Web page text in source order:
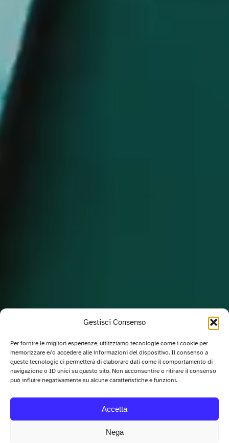
Gestisci Consenso
Per fornire le migliori esperienze, utilizziamo tecnologie come i cookie per
memorizzare e/o accedere alle informazioni del dispositivo. Il consenso a
queste tecnologie ci permetterà di elaborare dati come il comportamento di
navigazione o ID unici su questo sito. Non acconsentire o ritirare il consenso
può influire negativamente su alcune caratteristiche e funzioni.
Accetta
Nega